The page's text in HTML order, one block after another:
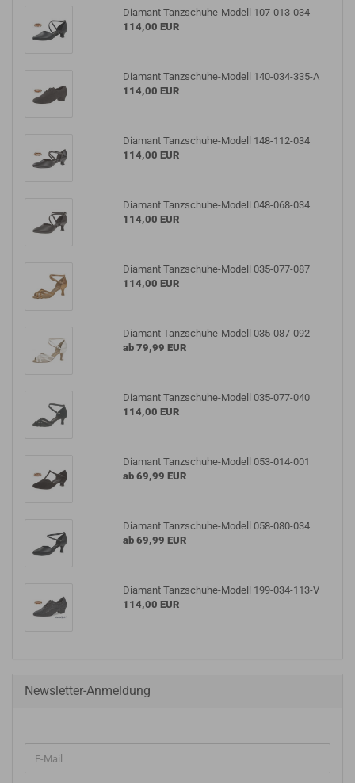
Diamant Tanzschuhe-Modell 107-013-034
114,00 EUR
Diamant Tanzschuhe-Modell 140-034-335-A
114,00 EUR
Diamant Tanzschuhe-Modell 148-112-034
114,00 EUR
Diamant Tanzschuhe-Modell 048-068-034
114,00 EUR
Diamant Tanzschuhe-Modell 035-077-087
114,00 EUR
Diamant Tanzschuhe-Modell 035-087-092
ab 79,99 EUR
Diamant Tanzschuhe-Modell 035-077-040
114,00 EUR
Diamant Tanzschuhe-Modell 053-014-001
ab 69,99 EUR
Diamant Tanzschuhe-Modell 058-080-034
ab 69,99 EUR
Diamant Tanzschuhe-Modell 199-034-113-V
114,00 EUR
Newsletter-Anmeldung